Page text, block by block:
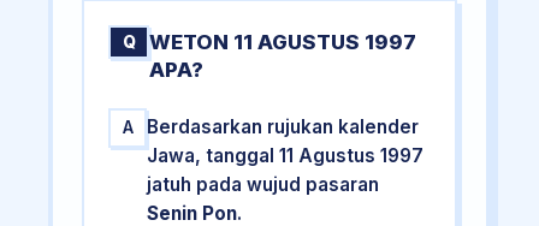
Q
WETON 11 AGUSTUS 1997
APA?
A
Berdasarkan rujukan kalender
Jawa, tanggal 11 Agustus 1997
jatuh pada wujud pasaran
Senin Pon.